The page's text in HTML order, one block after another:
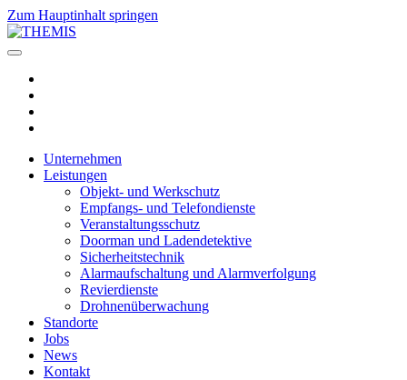
Zum Hauptinhalt springen
Unternehmen
Leistungen
Objekt- und Werkschutz
Empfangs- und Telefondienste
Veranstaltungsschutz
Doorman und Ladendetektive
Sicherheitstechnik
Alarmaufschaltung und Alarmverfolgung
Revierdienste
Drohnenüberwachung
Standorte
Jobs
News
Kontakt